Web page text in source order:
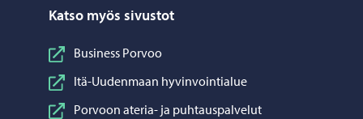
Katso myös sivustot
Business Porvoo
Itä-Uudenmaan hyvinvointialue
Porvoon ateria- ja puhtauspalvelut